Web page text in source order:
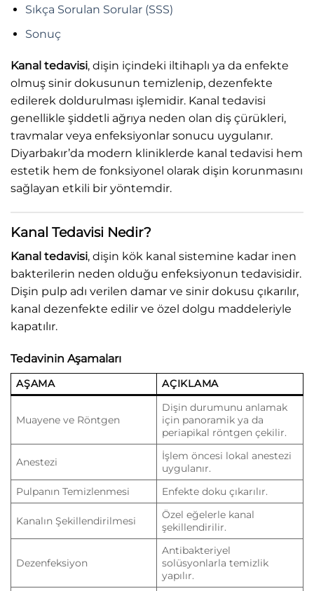
Sıkça Sorulan Sorular (SSS)
Sonuç
Kanal tedavisi, dişin içindeki iltihaplı ya da enfekte
olmuş sinir dokusunun temizlenip, dezenfekte
edilerek doldurulması işlemidir. Kanal tedavisi
genellikle şiddetli ağrıya neden olan diş çürükleri,
travmalar veya enfeksiyonlar sonucu uygulanır.
Diyarbakır’da modern kliniklerde kanal tedavisi hem
estetik hem de fonksiyonel olarak dişin korunmasını
sağlayan etkili bir yöntemdir.
Kanal Tedavisi Nedir?
Kanal tedavisi, dişin kök kanal sistemine kadar inen
bakterilerin neden olduğu enfeksiyonun tedavisidir.
Dişin pulp adı verilen damar ve sinir dokusu çıkarılır,
kanal dezenfekte edilir ve özel dolgu maddeleriyle
kapatılır.
Tedavinin Aşamaları
AŞAMA AÇIKLAMA
Muayene ve Röntgen
Dişin durumunu anlamak
için panoramik ya da
periapikal röntgen çekilir.
Anestezi
İşlem öncesi lokal anestezi
uygulanır.
Pulpanın Temizlenmesi
Enfekte doku çıkarılır.
Kanalın Şekillendirilmesi
Özel eğelerle kanal
şekillendirilir.
Dezenfeksiyon
Antibakteriyel
solüsyonlarla temizlik
yapılır.